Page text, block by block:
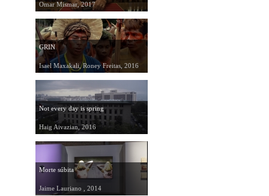
Omar Mismar, 2017
GRIN
Isael Maxakali, Roney Freitas, 2016
Not every day is spring
Haig Aivazian, 2016
Morte súbita
Jaime Lauriano , 2014